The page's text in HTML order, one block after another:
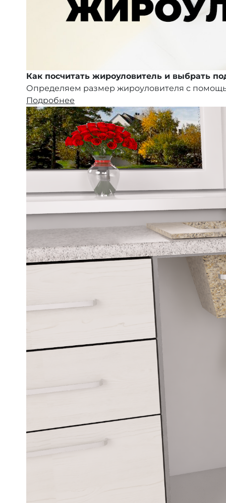
Как посчитать жироуловитель и выбрать
Определяем размер жироуловителя с
Подробнее